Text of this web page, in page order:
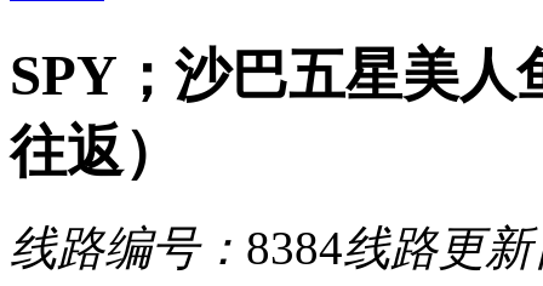
SPY；沙巴五星美
往返）
线路编号： 8384线路更